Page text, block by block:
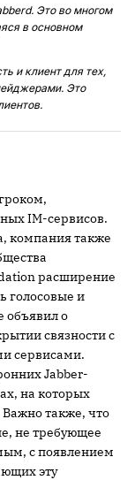
Это во многом
в основном
и клиент для тех,
Это
IM-сервисов.
компания также
расширение
голосовые и
объявил о
связности с
сервисами.
Jabber-
на которых
также, что
не требующее
с появлением
эту